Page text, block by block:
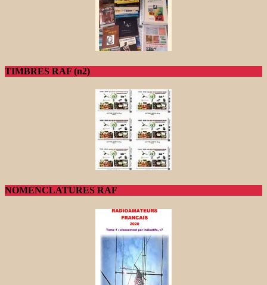
TIMBRES RAF (n2)
NOMENCLATURES RAF